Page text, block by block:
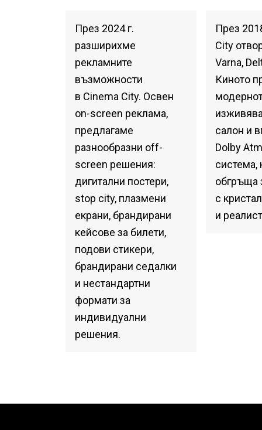
През 2024 г.
разширихме
рекламните
възможности
в Cinema City. Освен
on-screen реклама,
предлагаме
разнообразни off-
screen решения:
дигитални постери,
stop city, плазмени
екрани, брандирани
кейсове за билети,
подови стикери,
брандирани седалки
и нестандартни
формати за
индивидуални
решения.
През
City
Varna,
Киното
салон и
Dolby
система,
обгръща
с
и